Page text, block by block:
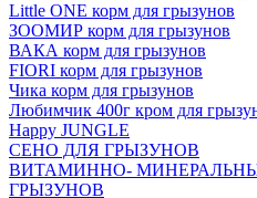
Little ONE корм для грызунов
ЗООМИР корм для грызунов
ВАКА корм для грызунов
FIORI корм для грызунов
Чика корм для грызунов
Любимчик 400г кром для
Happy JUNGLE
СЕНО ДЛЯ ГРЫЗУНОВ
ВИТАМИННО-
ГРЫЗУНОВ